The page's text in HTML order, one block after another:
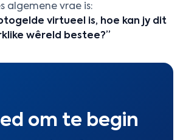
algemene vrae is:
virtueel is, hoe kan jy dit
wêreld bestee?”
om te begin